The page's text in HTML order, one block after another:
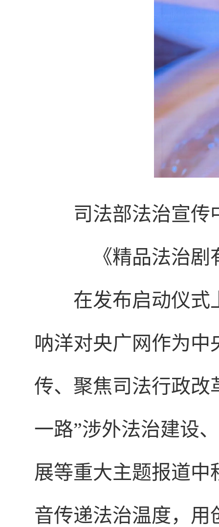
司法部法治宣传
《精品法治
在发布启动仪式
呐洋对央广网作为
传、聚焦司法行政改
一路”涉外法治建设
展等重大主题报道中
音传递法治温度，用